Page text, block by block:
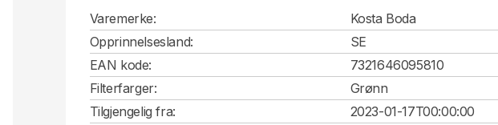
Varemerke:
Kosta Boda
Opprinnelsesland:
SE
EAN kode:
7321646095810
Filterfarger:
Grønn
Tilgjengelig fra:
2023-01-17T00:00:00